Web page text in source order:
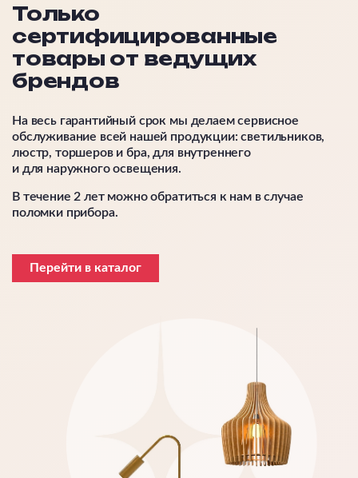
Только
сертифицированные
товары от ведущих
брендов
На весь гарантийный срок мы делаем сервисное
обслуживание всей нашей продукции: светильников,
люстр, торшеров и бра, для внутреннего
и для наружного освещения.
В течение 2 лет можно обратиться к нам в случае
поломки прибора.
Перейти в каталог